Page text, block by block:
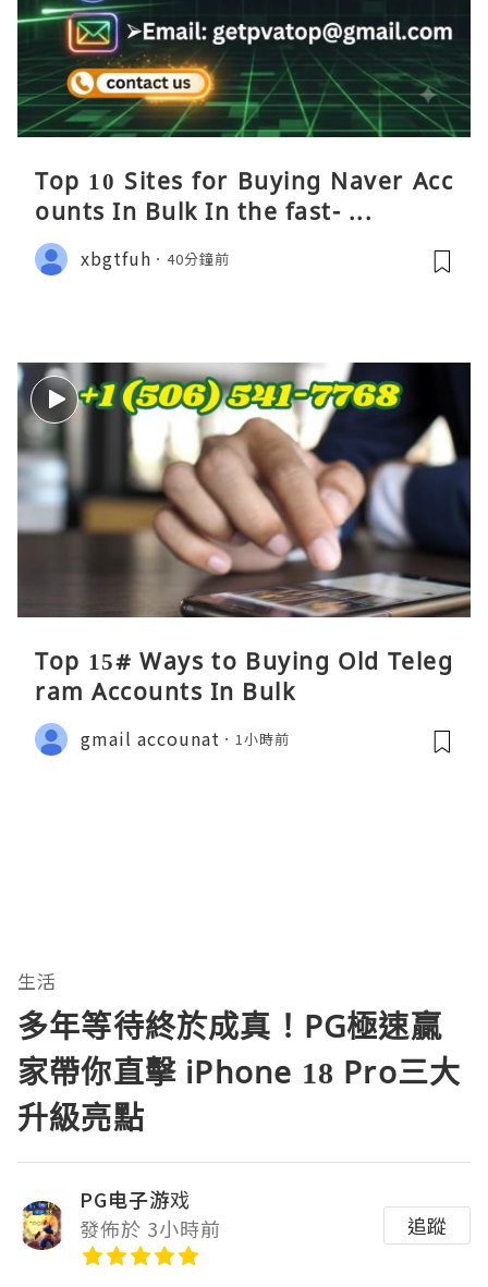
Top 10 Sites for Buying Naver Acc
ounts In Bulk In the fast- ...
xbgtfuh 40分鐘前
Top 15# Ways to Buying Old Teleg
ram Accounts In Bulk
gmail accounat 1小時前
生活
多年等待終於成真！PG極速贏
家帶你直擊 iPhone 18 Pro三大
升級亮點
PG电子游戏
發佈於 3小時前
追蹤